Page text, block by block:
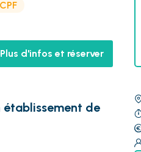
Plus d'infos et réserver
de